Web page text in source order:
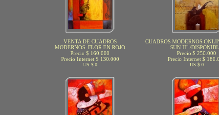
VENTA DE CUADROS
MODERNOS: FLOR EN ROJO
Precio $ 160.000
Precio Internet $ 130.000
US $ 0
CUADROS MODERNOS
SUN II" /
Precio $ 250.000
Precio Internet $
US $ 0